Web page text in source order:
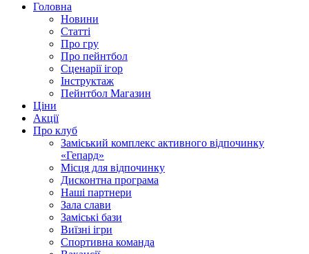
Головна
Новини
Статті
Про гру
Про пейнтбол
Сценарії ігор
Інструктаж
Пейнтбол Магазин
Ціни
Акції
Про клуб
Заміський комплекс активного відпочинку
«Гепард»
Місця для відпочинку
Дисконтна програма
Наші партнери
Зала слави
Заміські бази
Виїзні ігри
Спортивна команда